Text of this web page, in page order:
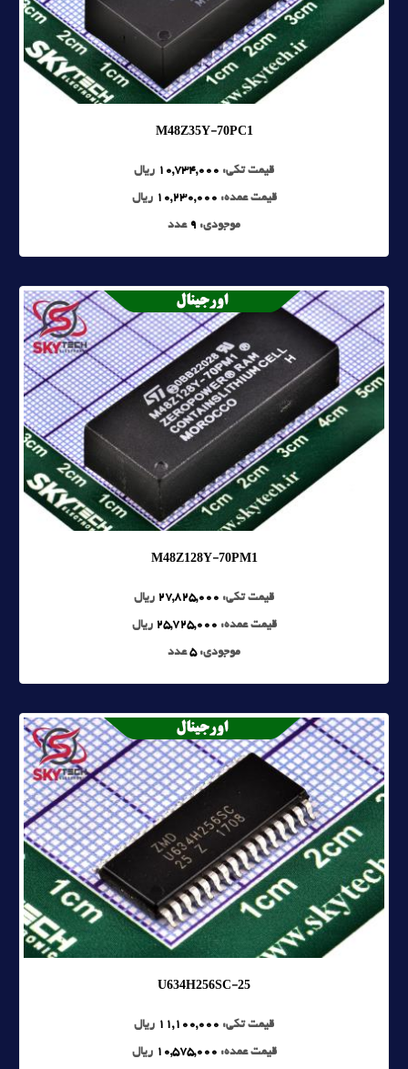
M48Z35Y-70PC1
قیمت تکی: 10,734,000 ریال
قیمت عمده: 10,230,000 ریال
موجودی: 9 عدد
M48Z128Y-70PM1
قیمت تکی: 27,825,000 ریال
قیمت عمده: 25,725,000 ریال
موجودی:5عدد
U634H256SC-25
قیمت تکی: 11,100,000 ریال
قیمت عمده: 10,575,000 ریال